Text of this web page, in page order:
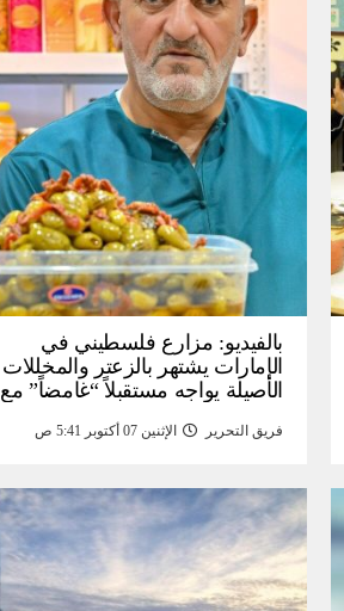
بالفيديو: مزارع فلسطيني في
الإمارات يشتهر بالزعتر والمخللات
الأصيلة يواجه مستقبلاً “غامضاً” ​​مع
خبر
فريق التحرير الإثنين 07 أكتوبر 5:41 ص